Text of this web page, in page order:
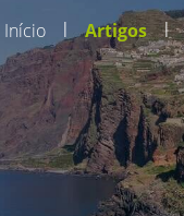
Início | Artigos |